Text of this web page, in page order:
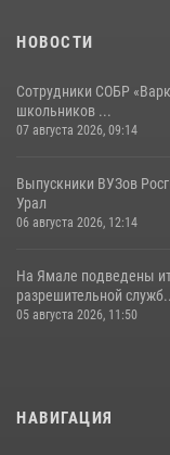
НОВОСТИ
Сотрудники СОБР
школьников ...
07 августа 2026, 09:14
Выпускники ВУЗов
Урал
06 августа 2026, 12:14
На Ямале подведены
разрешительной
05 августа 2026, 11:50
НАВИГАЦИЯ